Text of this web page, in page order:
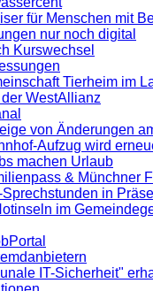
für Menschen mit
nur noch digital
Kurswechsel
Tierheim im
WestAllianz
von Änderungen
Aufzug wird
machen Urlaub
& Münchner
Sprechstunden in
im
IT-Sicherheit"